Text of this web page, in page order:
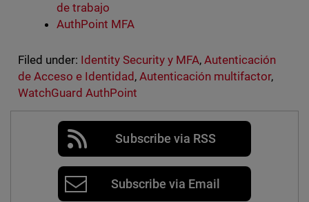
de trabajo
AuthPoint MFA
Filed under: Identity Security y MFA,Autenticación
de Acceso e Identidad , Autenticación multifactor,
WatchGuard AuthPoint
Subscribe via RSS
Subscribe via Email